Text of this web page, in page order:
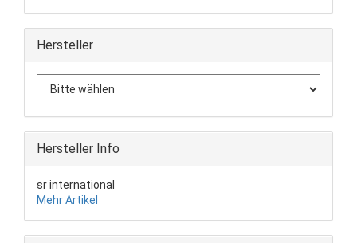
Hersteller
Hersteller Info
sr international
Mehr Artikel